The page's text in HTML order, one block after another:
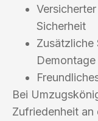
Sicherheit
Zusätzliche
Demontage
Bei
Zufriedenheit an